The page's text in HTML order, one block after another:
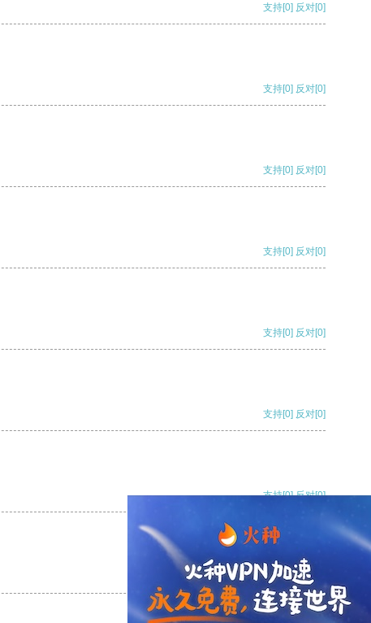
支持[0] 反对[0]
支持[0] 反对[0]
支持[0] 反对[0]
支持[0] 反对[0]
支持[0] 反对[0]
支持[0] 反对[0]
支持[0] 反对[0]
支持[0] 反对